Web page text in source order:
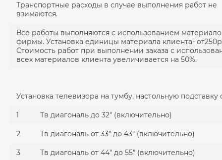
Транспортные расходы в случае выполнения работ не
взимаются.
Все работы выполняются с использованием
фирмы. Установка единицы материала клиента-
Стоимость работ при выполнении заказа с
всех материалов клиента увеличивается на 50%.
Установка телевизора на тумбу, настольную
1 Тв диагональ до 32" (включительно)
2 Тв диагональ от 33" до 43" (включительно)
3 Тв диагональ от 44" до 55" (включительно)